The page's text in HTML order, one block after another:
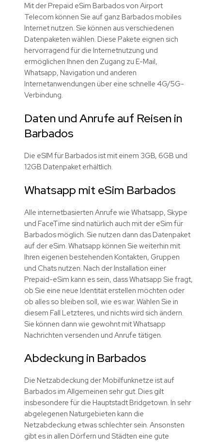
Mit der Prepaid eSim Barbados von Airport
Telecom können Sie auf ganz Barbados mobiles
Internet nutzen. Sie können aus verschiedenen
Datenpaketen wählen. Diese Pakete eignen sich
hervorragend für die Internetnutzung und
ermöglichen Ihnen den Zugang zu E-Mail,
Whatsapp, Navigation und anderen
Internetanwendungen über eine schnelle 4G/5G-
Verbindung.
Daten und Anrufe auf Reisen in
Barbados
Die eSIM für Barbados ist mit einem 3GB, 6GB und
12GB Datenpaket erhältlich.
Whatsapp mit eSim Barbados
Alle internetbasierten Anrufe wie Whatsapp, Skype
und FaceTime sind natürlich auch mit der eSim für
Barbados möglich. Sie nutzen dann das Datenpaket
auf der eSim. Whatsapp können Sie weiterhin mit
Ihren eigenen bestehenden Kontakten, Gruppen
und Chats nutzen. Nach der Installation einer
Prepaid-eSim kann es sein, dass Whatsapp Sie fragt,
ob Sie eine neue Identität erstellen möchten oder
ob alles so bleiben soll, wie es war. Wählen Sie in
diesem Fall Letzteres, und nichts wird sich ändern.
Sie können dann wie gewohnt mit Whatsapp
Nachrichten versenden und Anrufe tätigen.
Abdeckung in Barbados
Die Netzabdeckung der Mobilfunknetze ist auf
Barbados im Allgemeinen sehr gut. Dies gilt
insbesondere für die Hauptstadt Bridgetown. In sehr
abgelegenen Naturgebieten kann die
Netzabdeckung etwas schlechter sein. Ansonsten
gibt es in allen Dörfern und Städten eine gute